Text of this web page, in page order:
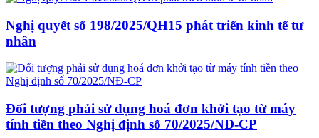
Nghị quyết số 198/2025/QH15 phát triển kinh tế tư
nhân
Đối tượng phải sử dụng hoá đơn khởi tạo từ máy
tính tiền theo Nghị định số 70/2025/NĐ-CP